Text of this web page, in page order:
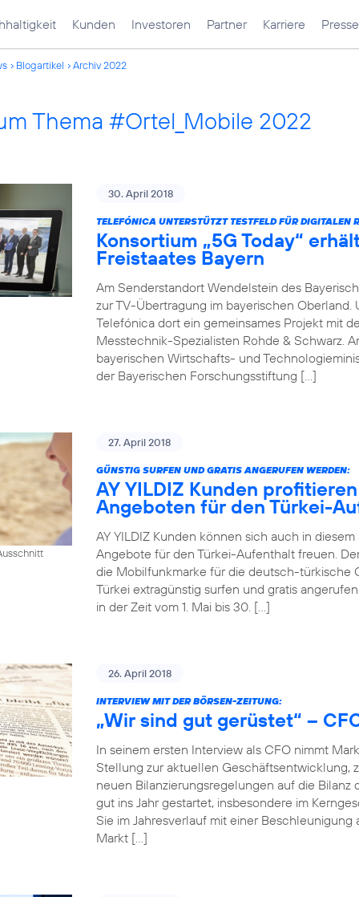
Kunden Investoren Partner Karriere Presse
Blogartikel Archiv 2022
Thema #Ortel_Mobile 2022
30. April 2018
TELEFÓNICA UNTERSTÜTZT TESTFELD FÜR DIGITALEN
Konsortium „5G Today“
Freistaates Bayern
Am Senderstandort Wendelstein des
zur TV-Übertragung im bayerischen Oberland.
Telefónica dort ein gemeinsames Projekt mit
Messtechnik-Spezialisten Rohde & Schwarz.
bayerischen Wirtschafts- und
der Bayerischen Forschungsstiftung […]
27. April 2018
GÜNSTIG SURFEN UND GRATIS ANGERUFEN WERDEN:
AY YILDIZ Kunden
Angeboten für den Türkei-
AY YILDIZ Kunden können sich auch in
Angebote für den Türkei-Aufenthalt freuen.
die Mobilfunkmarke für die deutsch-türkische
Türkei extragünstig surfen und gratis
in der Zeit vom 1. Mai bis 30. […]
26. April 2018
INTERVIEW MIT DER BÖRSEN-ZEITUNG:
„Wir sind gut gerüstet“ –
In seinem ersten Interview als CFO nimmt
Stellung zur aktuellen Geschäftsentwicklung,
neuen Bilanzierungsregelungen auf die
gut ins Jahr gestartet, insbesondere im
Sie im Jahresverlauf mit einer
Markt […]